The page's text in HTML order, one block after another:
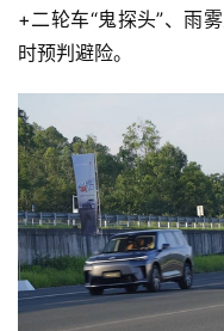
+二轮车“鬼探头”、雨
时预判避险。